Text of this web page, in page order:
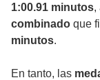
1:00.91 minutos,
combinado que
minutos.
En tanto, las